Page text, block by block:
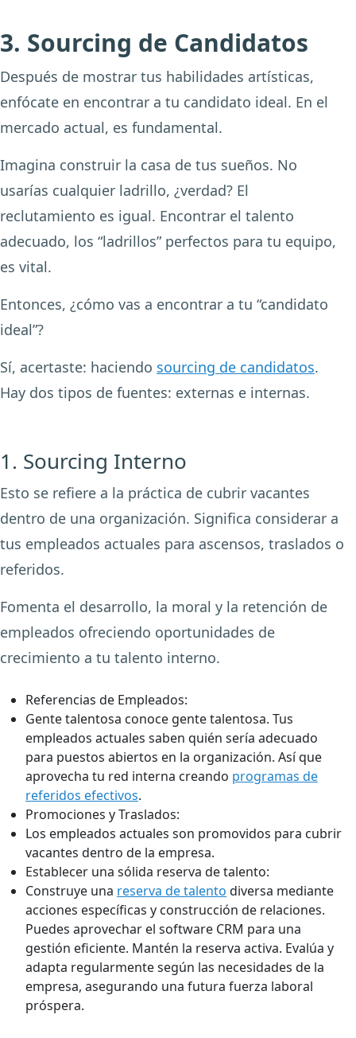
3. Sourcing de Candidatos
Después de mostrar tus habilidades artísticas,
enfócate en encontrar a tu candidato ideal. En el
mercado actual, es fundamental.
Imagina construir la casa de tus sueños. No
usarías cualquier ladrillo, ¿verdad? El
reclutamiento es igual. Encontrar el talento
adecuado, los “ladrillos” perfectos para tu equipo,
es vital.
Entonces, ¿cómo vas a encontrar a tu “candidato
ideal”?
Sí, acertaste: haciendo sourcing de candidatos.
Hay dos tipos de fuentes: externas e internas.
1. Sourcing Interno
Esto se refiere a la práctica de cubrir vacantes
dentro de una organización. Significa considerar a
tus empleados actuales para ascensos, traslados o
referidos.
Fomenta el desarrollo, la moral y la retención de
empleados ofreciendo oportunidades de
crecimiento a tu talento interno.
Referencias de Empleados:
Gente talentosa conoce gente talentosa. Tus
empleados actuales saben quién sería adecuado
para puestos abiertos en la organización. Así que
aprovecha tu red interna creando programas de
referidos efectivos.
Promociones y Traslados:
Los empleados actuales son promovidos para cubrir
vacantes dentro de la empresa.
Establecer una sólida reserva de talento:
Construye una reserva de talento diversa mediante
acciones específicas y construcción de relaciones.
Puedes aprovechar el software CRM para una
gestión eficiente. Mantén la reserva activa. Evalúa y
adapta regularmente según las necesidades de la
empresa, asegurando una futura fuerza laboral
próspera.